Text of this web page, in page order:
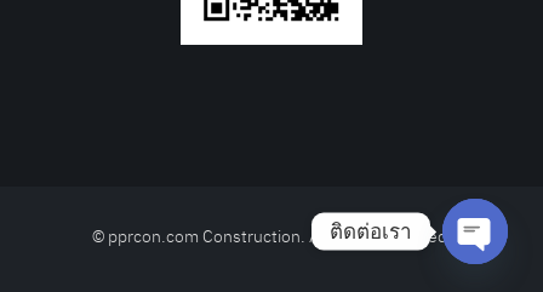
© pprcon.com Construction. All rights reserved.
ติดต่อเรา
Open